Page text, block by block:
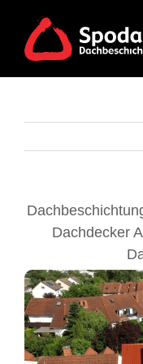
content
Dachdecker